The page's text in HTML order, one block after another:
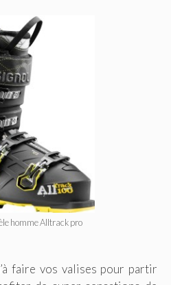
homme Alltrack pro
faire vos valises pour partir